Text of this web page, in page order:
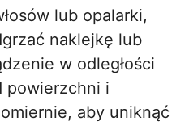
lub opalarki,
naklejkę lub
w odległości
powierzchni i
aby uniknąć